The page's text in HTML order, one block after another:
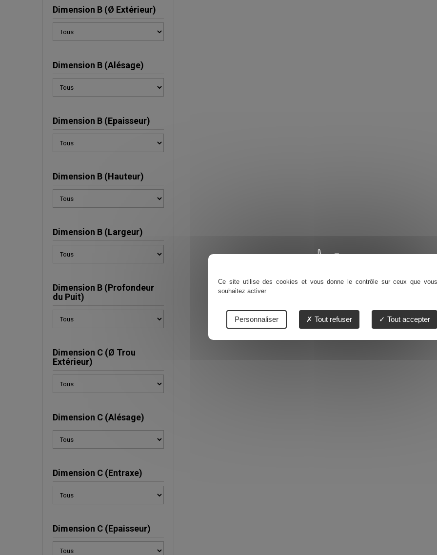
Dimension B (Ø Extérieur)
Dimension B (Alésage)
Dimension B (Epaisseur)
Dimension B (Hauteur)
Dimension B (Largeur)
Dimension B (Profondeur
du Puit)
Dimension C (Ø Trou
Extérieur)
Dimension C (Alésage)
Dimension C (Entraxe)
Dimension C (Epaisseur)
Ce site utilise des cookies et vous donne le contrôle sur ceux que vous
souhaitez activer
Tout accepter
Tout refuser
Personnaliser